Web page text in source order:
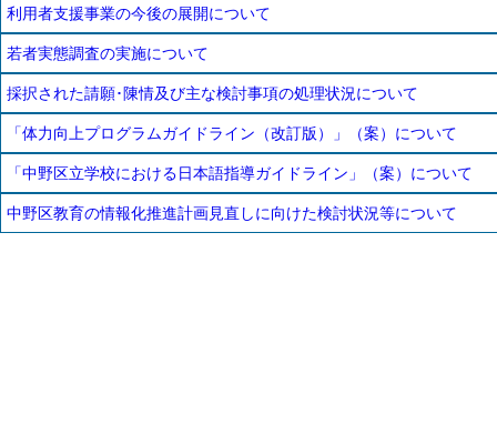
利用者支援事業の今後の展開について
若者実態調査の実施について
採択された請願･陳情及び主な検討事項の処理状況について
「体力向上プログラムガイドライン（改訂版）」（案）について
「中野区立学校における日本語指導ガイドライン」（案）について
中野区教育の情報化推進計画見直しに向けた検討状況等について